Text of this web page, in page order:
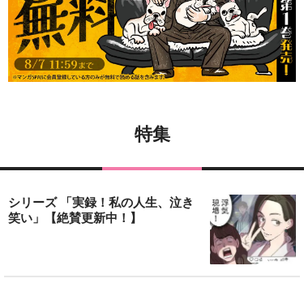
特集
シリーズ 「実録！私の人生、泣き
笑い」【絶賛更新中！】